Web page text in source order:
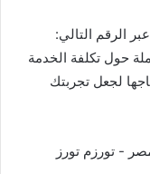
الرقم التالي:
حول تكلفة الخدمة
لجعل تجربتك